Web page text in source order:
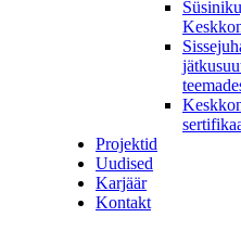
Projektid
Uudised
Karjäär
Kontakt